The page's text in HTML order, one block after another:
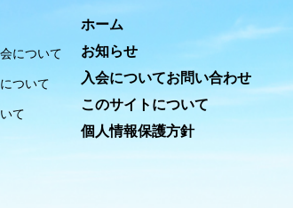
について
ついて
て
ホーム
お知らせ
入会についてお問い合わせ
このサイトについて
個人情報保護方針